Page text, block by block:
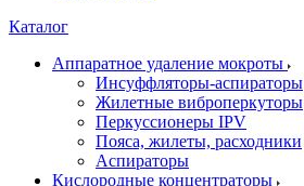
Каталог
Аппаратное удаление мокроты
Инсуффляторы-аспираторы
Жилетные виброперкуторы
Перкуссионеры IPV
Пояса, жилеты, расходники
Аспираторы
Кислородные концентраторы